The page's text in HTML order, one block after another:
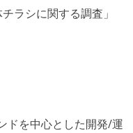
ラシに関する調査」
ドを中心とした開発/運